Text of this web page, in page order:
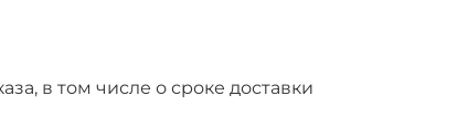
в том числе о сроке доставки